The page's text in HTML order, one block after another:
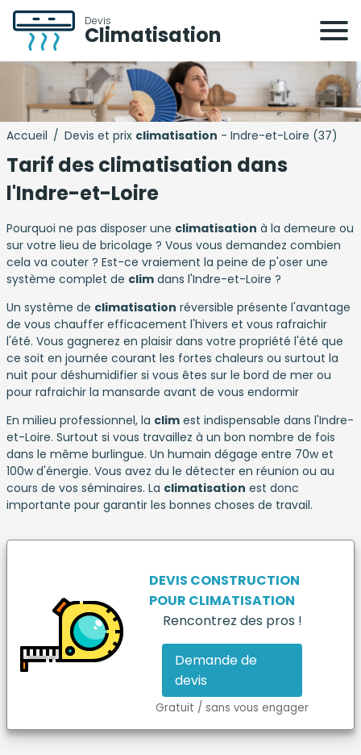
Devis
Climatisation
Accueil / Devis et prix climatisation - Indre-et-Loire (37)
Tarif des climatisation dans
l'Indre-et-Loire
Pourquoi ne pas disposer une climatisation à la demeure ou
sur votre lieu de bricolage ? Vous vous demandez combien
cela va couter ? Est-ce vraiement la peine de p'oser une
système complet de clim dans l'Indre-et-Loire ?
Un système de climatisation réversible présente l'avantage
de vous chauffer efficacement l'hivers et vous rafraichir
l'été. Vous gagnerez en plaisir dans votre propriété l'été que
ce soit en journée courant les fortes chaleurs ou surtout la
nuit pour déshumidifier si vous êtes sur le bord de mer ou
pour rafraichir la mansarde avant de vous endormir
En milieu professionnel, la clim est indispensable dans l'Indre-
et-Loire. Surtout si vous travaillez à un bon nombre de fois
dans le même burlingue. Un humain dégage entre 70w et
100w d'énergie. Vous avez du le détecter en réunion ou au
cours de vos séminaires. La climatisation est donc
importante pour garantir les bonnes choses de travail.
DEVIS CONSTRUCTION
POUR CLIMATISATION
Rencontrez des pros !
Demande de
devis
Gratuit / sans vous engager